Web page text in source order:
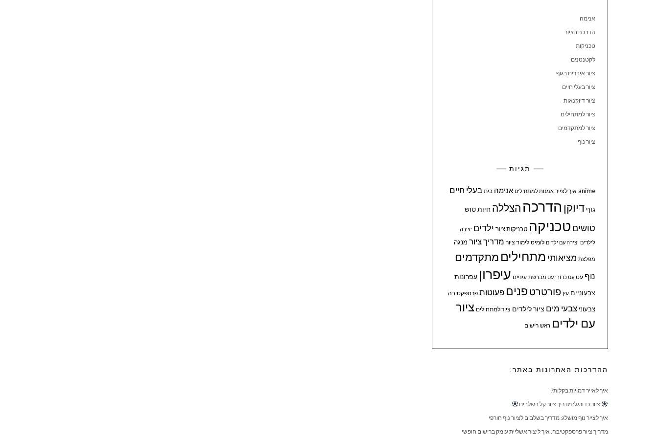
אנימה
הדרכה בציור
טכניקות
לקטנטנים
ציור איברים בגוף
ציור בעלי חיים
ציור דיוקנאות
ציור למתחילים
ציור למתקדמים
ציור נוף
תגיות
anime איך לצייר אמנות למתחילים אנימה בית בעלי חיים
גוףדיוקן הדרכה הצללה חיותטוש
טושים טכניקה טכניקות ציור ילדים יצירה
לילדים יצירה עם ילדים לומיס לימוד ציור מדריך ציור מנגה
מפלצת מציאותי מתחילים מתקדמים
נוף עט עט כדורי עט מברשת עיניים עיפרון עפרונות
צבעוניים עץ פורטרט פנים פעוטות פרספקטיבה
צבעוני צבעי מים ציור לילדים ציור למתחילים ציור
עם ילדים ראש רישום
ההדרכות האחרונות באתר:
איך לאייר דמויות בקלות?
ציור כדורגל: מדריך ציור קל בשלבים
איך לצייר נוף מושלג: מדריך בשלבים לציור נוף חורפי
מדריך ציור פרספקטיבה: איך ליצור אשליית עומק ברישום חופשי